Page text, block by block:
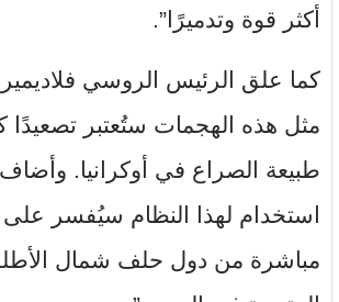
أكثر قوة وتدميرًا”.
كما علق الرئيس الروسي فلاديمير
مثل هذه الهجمات ستُعتبر تصعيدًا
طبيعة الصراع في أوكرانيا.
استخدام لهذا النظام سيُفسر
مباشرة من دول حلف شمال